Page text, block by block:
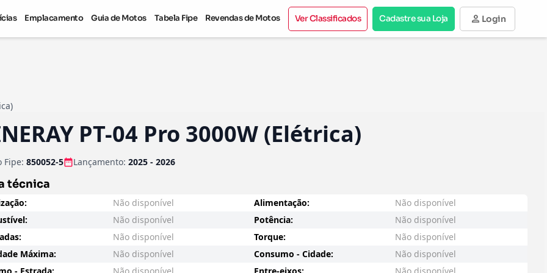
Emplacamento Guia de Motos Tabela Fipe Revendas de Motos Ver Classificados Cadastre sua Loja person Login
PT-04 Pro 3000W (Elétrica)
Fipe: 850052-5 Lançamento: 2025 - 2026
técnica
Não disponível Alimentação:
Não disponível
Não disponível Potência:
Não disponível
Não disponível Torque:
Não disponível
Máxima:
Não disponível Consumo - Cidade:
Não disponível